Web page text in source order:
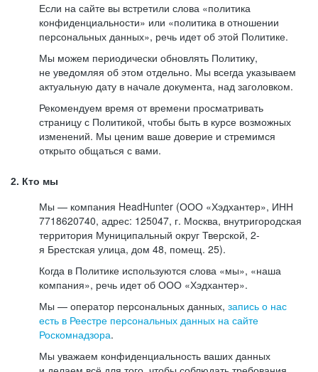
Если на сайте вы встретили слова «политика
конфиденциальности» или «политика в отношении
персональных данных», речь идет об этой Политике.
Мы можем периодически обновлять Политику,
не уведомляя об этом отдельно. Мы всегда указываем
актуальную дату в начале документа, над заголовком.
Рекомендуем время от времени просматривать
страницу с Политикой, чтобы быть в курсе возможных
изменений. Мы ценим ваше доверие и стремимся
открыто общаться с вами.
2. Кто мы
Мы — компания HeadHunter (ООО «Хэдхантер», ИНН
7718620740, адрес: 125047, г. Москва, внутригородская
территория Муниципальный округ Тверской, 2-
я Брестская улица, дом 48, помещ. 25).
Когда в Политике используются слова «мы», «наша
компания», речь идет об ООО «Хэдхантер».
Мы — оператор персональных данных, запись о нас
есть в Реестре персональных данных на сайте
Роскомнадзора.
Мы уважаем конфиденциальность ваших данных